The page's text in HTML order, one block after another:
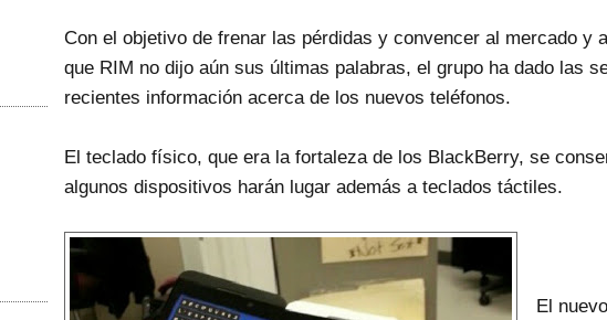
Con el objetivo de frenar las pérdidas y convencer al mercado y
que RIM no dijo aún sus últimas palabras, el grupo ha dado las
recientes información acerca de los nuevos teléfonos.
El teclado físico, que era la fortaleza de los BlackBerry, se
algunos dispositivos harán lugar además a teclados táctiles.
El